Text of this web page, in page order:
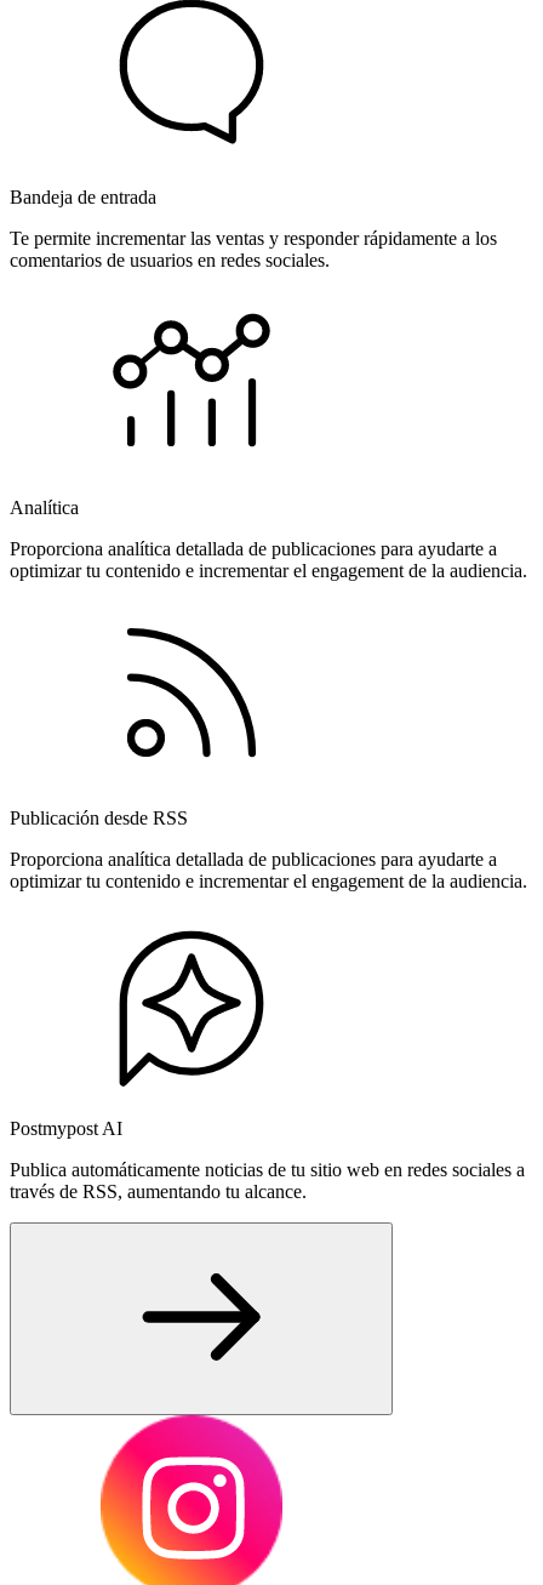
Bandeja de entrada
Te permite incrementar las ventas y responder rápidamente a los
comentarios de usuarios en redes sociales.
Analítica
Proporciona analítica detallada de publicaciones para ayudarte a
optimizar tu contenido e incrementar el engagement de la audiencia.
Publicación desde RSS
Proporciona analítica detallada de publicaciones para ayudarte a
optimizar tu contenido e incrementar el engagement de la audiencia.
Postmypost AI
Publica automáticamente noticias de tu sitio web en redes sociales a
través de RSS, aumentando tu alcance.